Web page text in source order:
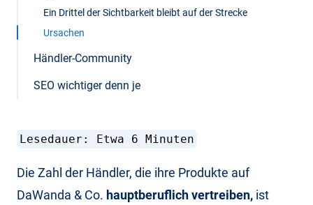
Ein Drittel der Sichtbarkeit bleibt auf der Strecke
Ursachen
Händler-Community
SEO wichtiger denn je
Lesedauer: Etwa 6 Minuten
Die Zahl der Händler, die ihre Produkte auf
DaWanda & Co. hauptberuflich vertreiben, ist